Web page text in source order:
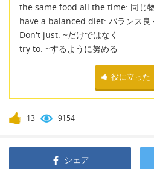
the same food all the time: 同じ
have a balanced diet: バランス良
Don't just: ~だけではなく
try to: ~するように努める
役に立った
13 9154
シェア